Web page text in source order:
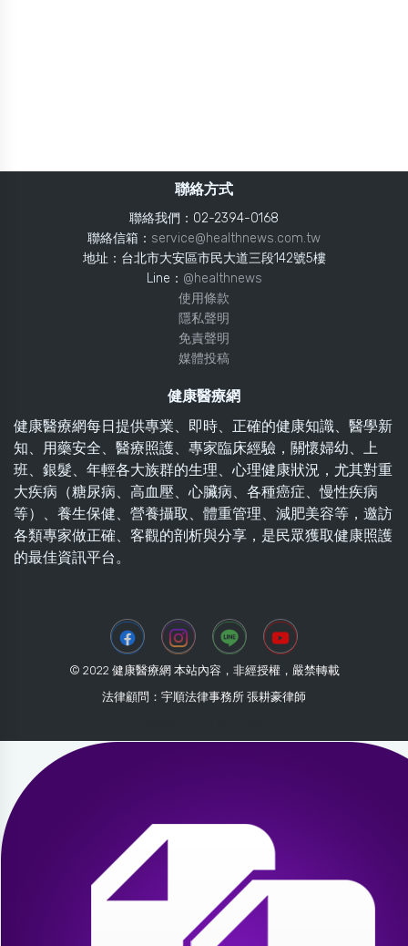
聯絡方式
聯絡我們：02-2394-0168
聯絡信箱： service@healthnews.com.tw
地址：台北市大安區市民大道三段142號5樓
Line： @healthnews
使用條款
隱私聲明
免責聲明
媒體投稿
健康醫療網
健康醫療網每日提供專業、即時、正確的健康知識、醫學新
知、用藥安全、醫療照護、專家臨床經驗，關懷婦幼、上
班、銀髮、年輕各大族群的生理、心理健康狀況，尤其對重
大疾病（糖尿病、高血壓、心臟病、各種癌症、慢性疾病
等）、養生保健、營養攝取、體重管理、減肥美容等，邀訪
各類專家做正確、客觀的剖析與分享，是民眾獲取健康照護
的最佳資訊平台。
© 2022 健康醫療網 本站內容，非經授權，嚴禁轉載
法律顧問：宇順法律事務所 張耕豪律師